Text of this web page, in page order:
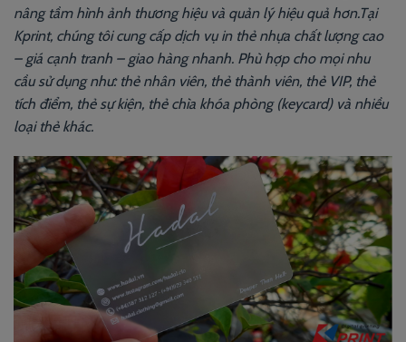
nâng tầm hình ảnh thương hiệu và quản lý hiệu quả hơn.Tại
Kprint, chúng tôi cung cấp dịch vụ in thẻ nhựa chất lượng cao
– giá cạnh tranh – giao hàng nhanh. Phù hợp cho mọi nhu
cầu sử dụng như: thẻ nhân viên, thẻ thành viên, thẻ VIP, thẻ
tích điểm, thẻ sự kiện, thẻ chìa khóa phòng (keycard) và nhiều
loại thẻ khác.